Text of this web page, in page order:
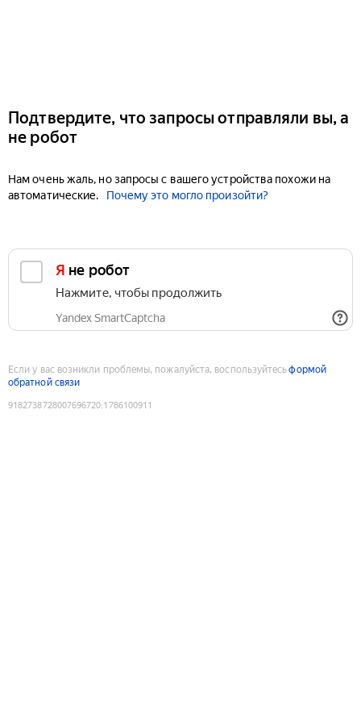
Подтвердите, что запросы отправляли вы, а
не робот
Нам очень жаль, но запросы с вашего устройства похожи на
автоматические.
Почему это могло произойти?
Я не робот
Нажмите, чтобы продолжить
Yandex SmartCaptcha
Если у вас возникли проблемы, пожалуйста, воспользуйтесьформой
обратной связи
9182738728007696720:1786100911